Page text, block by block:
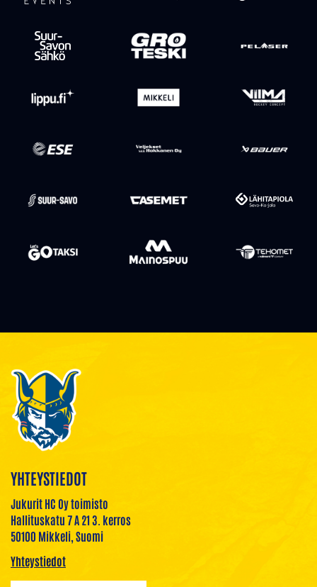
YHTEYSTIEDOT
Jukurit HC Oy toimisto
Hallituskatu 7 A 21 3. kerros
50100 Mikkeli, Suomi
Yhteystiedot